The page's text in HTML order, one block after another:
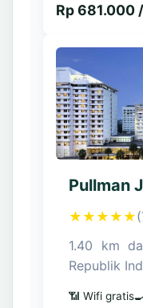
Rp 681.000
Pullman
★★★★★
1.40 km
Republik
📶 Wifi gratis